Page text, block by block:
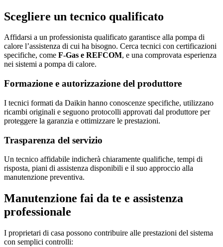
Scegliere un tecnico qualificato
Affidarsi a un professionista qualificato garantisce alla pompa di
calore l’assistenza di cui ha bisogno. Cerca tecnici con certificazioni
specifiche, come F‑Gas e REFCOM, e una comprovata esperienza
nei sistemi a pompa di calore.
Formazione e autorizzazione del produttore
I tecnici formati da Daikin hanno conoscenze specifiche, utilizzano
ricambi originali e seguono protocolli approvati dal produttore per
proteggere la garanzia e ottimizzare le prestazioni.
Trasparenza del servizio
Un tecnico affidabile indicherà chiaramente qualifiche, tempi di
risposta, piani di assistenza disponibili e il suo approccio alla
manutenzione preventiva.
Manutenzione fai da te e assistenza
professionale
I proprietari di casa possono contribuire alle prestazioni del sistema
con semplici controlli: